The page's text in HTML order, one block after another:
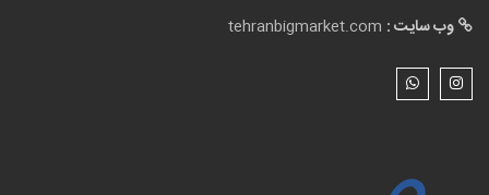
وب سایت : tehranbigmarket.com